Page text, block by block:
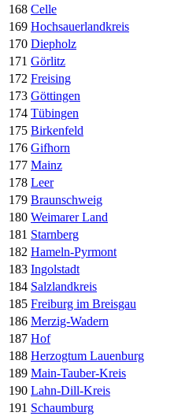
168 Celle
169 Hochsauerlandkreis
170 Diepholz
171 Görlitz
172 Freising
173 Göttingen
174 Tübingen
175 Birkenfeld
176 Gifhorn
177 Mainz
178 Leer
179 Braunschweig
180 Weimarer Land
181 Starnberg
182 Hameln-Pyrmont
183 Ingolstadt
184 Salzlandkreis
185 Freiburg im Breisgau
186 Merzig-Wadern
187 Hof
188 Herzogtum Lauenburg
189 Main-Tauber-Kreis
190 Lahn-Dill-Kreis
191 Schaumburg